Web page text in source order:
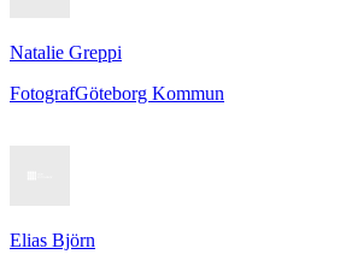
Natalie Greppi
FotografGöteborg Kommun
Elias Björn